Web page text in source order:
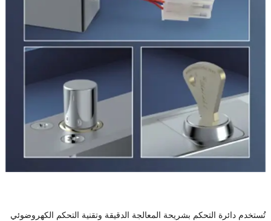
تُستخدم دائرة التحكم بشريحة المعالجة الدقيقة وتقنية التحكم الكهروضوئي